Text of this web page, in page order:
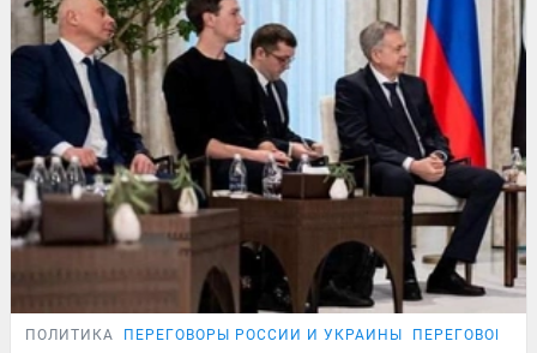
ПОЛИТИКА ПЕРЕГОВОРЫ РОССИИ И УКРАИНЫ ПЕРЕГОВОРЫ